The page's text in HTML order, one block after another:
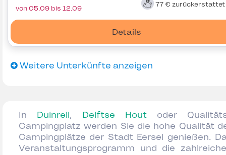
77 € zurückerstattet
Details
von 05.09 bis 12.09
Weitere Unterkünfte anzeigen
In Duinrell, Delftse Hout oder
Campingplatz werden Sie die hohe Qualität
Campingplätze der Stadt Eersel genießen.
Veranstaltungsprogramm und die